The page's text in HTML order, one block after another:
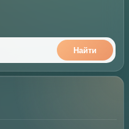
Найти